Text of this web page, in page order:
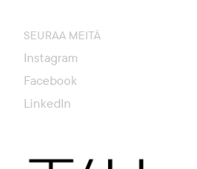
SEURAA MEITÄ
Instagram
Facebook
LinkedIn